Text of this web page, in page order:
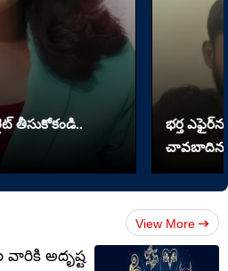
తీసుకోకండి..
భర్త
చావబాదిన
View More
అదృష్ట